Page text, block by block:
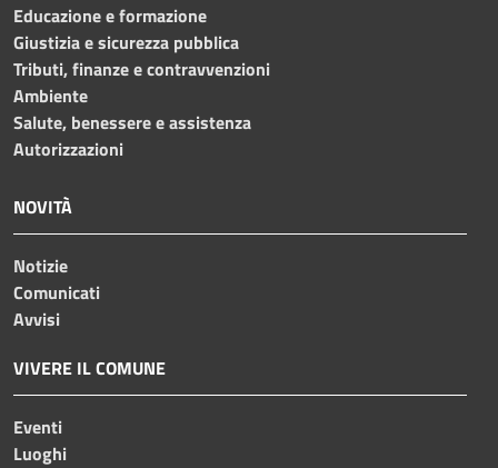
Educazione e formazione
Giustizia e sicurezza pubblica
Tributi, finanze e contravvenzioni
Ambiente
Salute, benessere e assistenza
Autorizzazioni
NOVITÀ
Notizie
Comunicati
Avvisi
VIVERE IL COMUNE
Eventi
Luoghi